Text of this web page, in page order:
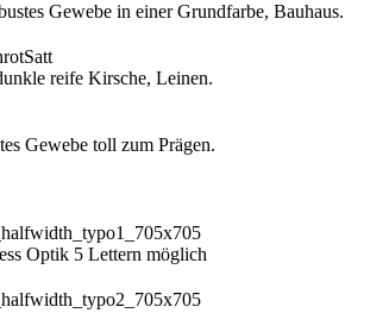
Gewebe in einer Grundfarbe, Bauhaus.
reife Kirsche, Leinen.
Gewebe toll zum Prägen.
Optik 5 Lettern möglich